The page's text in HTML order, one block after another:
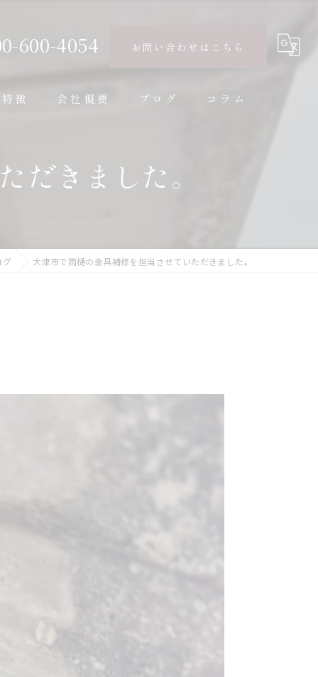
600-4054 お問い合わせはこちら
徴 会社概要 ブログ コラム
だきました。
グ 大津市で雨樋の金具補修を担当させていただきました。